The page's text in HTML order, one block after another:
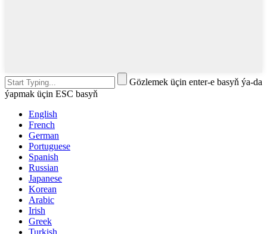
Gözlemek üçin enter-e basyň ýa-da
ýapmak üçin ESC basyň
English
French
German
Portuguese
Spanish
Russian
Japanese
Korean
Arabic
Irish
Greek